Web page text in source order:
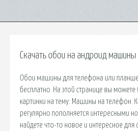
Скачать обои на андроид машины
Обои машины для телефона или
бесплатно. На этой странице вы можете
картинки на тему: Машины на телефон.
регулярно пополняется интересными
найдете что-то новое и интересное для